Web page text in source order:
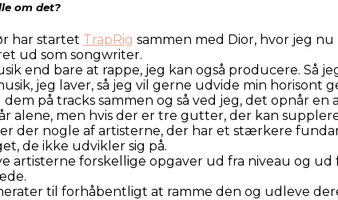
om det?
har startet TrapRig sammen med Dior, hvor jeg
ud som songwriter.
end bare at rappe, jeg kan også producere. Så
jeg laver, så jeg vil gerne udvide min horisont
på tracks sammen og så ved jeg, det opnår
alene, men hvis der er tre gutter, der kan
der nogle af artisterne, der har et stærkere
de ikke udvikler sig på.
artisterne forskellige opgaver ud fra niveau og
til forhåbentligt at ramme den og udleve